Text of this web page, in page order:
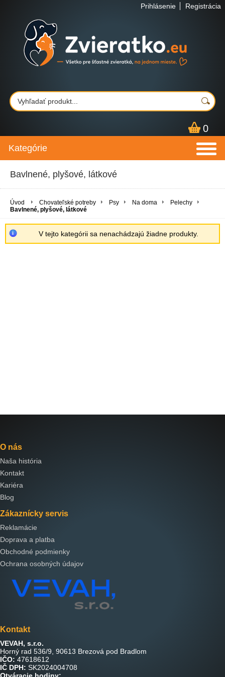
Prihlásenie Registrácia
0
Kategórie
Bavlnené, plyšové, látkové
Úvod Chovateľské potreby Psy Na doma
Pelechy
Bavlnené, plyšové, látkové
V tejto kategórii sa nenachádzajú žiadne produkty.
O nás
Naša história
Kontakt
Kariéra
Blog
Zákaznícky servis
Reklamácie
Doprava a platba
Obchodné podmienky
Ochrana osobných údajov
Kontakt
VEVAH, s.r.o.
Horný rad 536/9, 90613 Brezová pod Bradlom
IČO: 47618612
IČ DPH: SK2024004708
Otváracie hodiny: